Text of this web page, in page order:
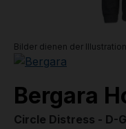
Bilder dienen der Illustration
Bergara
Circle Distress - D-